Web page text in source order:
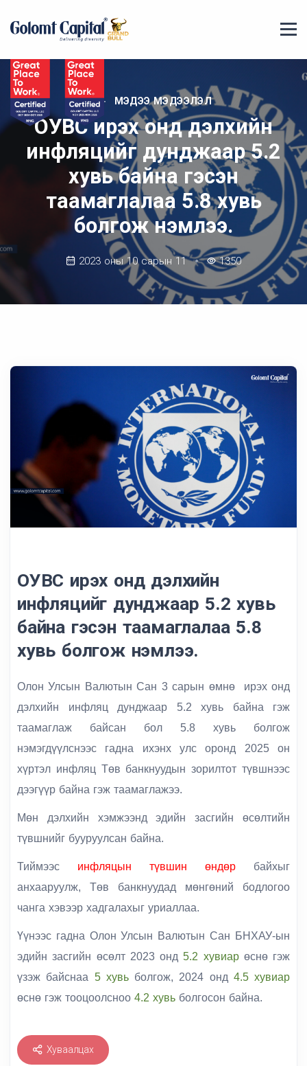
МЭДЭЭ МЭДЭЭЛЭЛ
ОУВС ирэх онд дэлхийн
инфляцийг дунджаар 5.2
хувь байна гэсэн
таамаглалаа 5.8 хувь
болгож нэмлээ.
2023 оны 10 сарын 11 1350
ОУВС ирэх онд дэлхийн
инфляцийг дунджаар 5.2 хувь
байна гэсэн таамаглалаа 5.8
хувь болгож нэмлээ.
Олон Улсын Валютын Сан 3 сарын өмнө ирэх онд
дэлхийн инфляц дунджаар 5.2 хувь байна гэж
таамаглаж байсан бол 5.8 хувь болгож
нэмэгдүүлснээс гадна ихэнх улс оронд 2025 он
хүртэл инфляц Төв банкнуудын зорилтот түвшнээс
дээгүүр байна гэж таамаглажээ.
Мөн дэлхийн хэмжээнд эдийн засгийн өсөлтийн
түвшнийг бууруулсан байна.
Тиймээс инфляцын түвшин өндөр байхыг
анхааруулж, Төв банкнуудад мөнгөний бодлогоо
чанга хэвээр хадгалахыг уриаллаа.
Үүнээс гадна Олон Улсын Валютын Сан БНХАУ-ын
эдийн засгийн өсөлт 2023 онд5.2 хувиарөснө гэж
үзэж байснаа 5 хувьболгож, 2024 онд 4.5 хувиар
өснө гэж тооцоолсноо 4.2 хувь болгосон байна.
Хуваалцах